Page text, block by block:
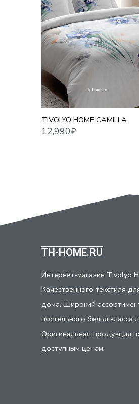
TIVOLYO HOME CAMILLA
12,990₽
ЕВРО
TH-HOME.RU
Интернет-магазин Tivolyo
Качественного текстиля
дома. Широкий
постельного белья класса
Оригинальная продукция
доступным ценам.